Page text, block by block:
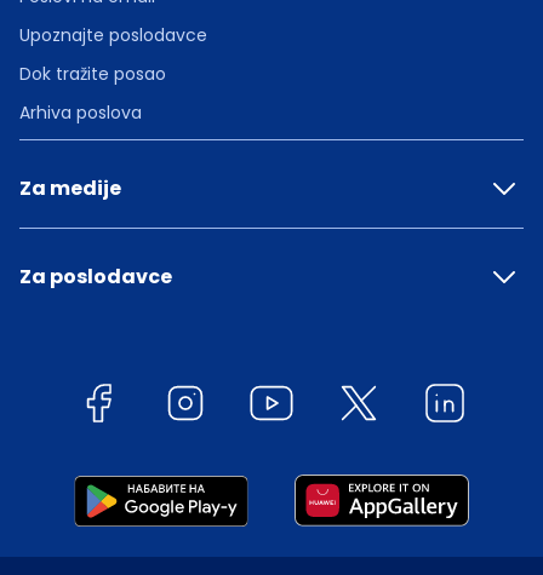
Upoznajte poslodavce
Dok tražite posao
Arhiva poslova
Za medije
Za poslodavce